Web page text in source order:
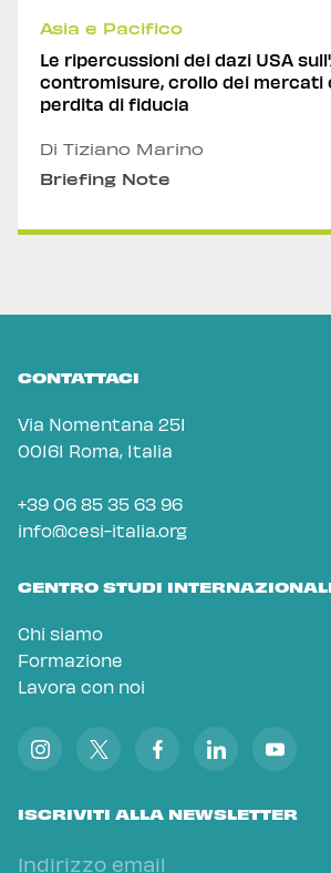
Asia e Pacifico
Le ripercussioni dei dazi USA
contromisure, crollo dei mercati
perdita di fiducia
Di Tiziano Marino
Briefing Note
CONTATTACI
Via Nomentana 251
00161 Roma, Italia
+39 06 85 35 63 96
info@cesi-italia.org
CENTRO STUDI
Chi siamo
Formazione
Lavora con noi
ISCRIVITI ALLA NEWSLETTER